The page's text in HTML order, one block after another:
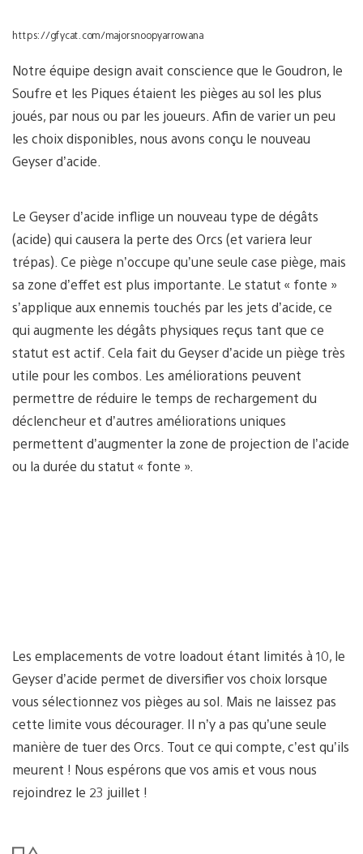
https://gfycat.com/majorsnoopyarrowana
Notre équipe design avait conscience que le Goudron, le
Soufre et les Piques étaient les pièges au sol les plus
joués, par nous ou par les joueurs. Afin de varier un peu
les choix disponibles, nous avons conçu le nouveau
Geyser d’acide.
Le Geyser d’acide inflige un nouveau type de dégâts
(acide) qui causera la perte des Orcs (et variera leur
trépas). Ce piège n’occupe qu’une seule case piège, mais
sa zone d’effet est plus importante. Le statut « fonte »
s’applique aux ennemis touchés par les jets d’acide, ce
qui augmente les dégâts physiques reçus tant que ce
statut est actif. Cela fait du Geyser d’acide un piège très
utile pour les combos. Les améliorations peuvent
permettre de réduire le temps de rechargement du
déclencheur et d’autres améliorations uniques
permettent d’augmenter la zone de projection de l’acide
ou la durée du statut « fonte ».
Les emplacements de votre loadout étant limités à 10, le
Geyser d’acide permet de diversifier vos choix lorsque
vous sélectionnez vos pièges au sol. Mais ne laissez pas
cette limite vous décourager. Il n’y a pas qu’une seule
manière de tuer des Orcs. Tout ce qui compte, c’est qu’ils
meurent ! Nous espérons que vos amis et vous nous
rejoindrez le 23 juillet !